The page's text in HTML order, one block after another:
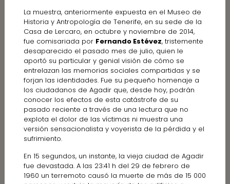
La muestra, anteriormente expuesta en el Museo de
Historia y Antropología de Tenerife, en su sede de la
Casa de Lercaro, en octubre y noviembre de 2014,
fue comisariada por Fernando Estévez, tristemente
desaparecido el pasado mes de julio, quien le
aportó su particular y genial visión de cómo se
entrelazan las memorias sociales compartidas y se
forjan las identidades. Fue su pequeño homenaje a
los ciudadanos de Agadir que, desde hoy, podrán
conocer los efectos de esta catástrofe de su
pasado reciente a través de una lectura que no
explota el dolor de las víctimas ni muestra una
versión sensacionalista y voyerista de la pérdida y el
sufrimiento.
En 15 segundos, un instante, la vieja ciudad de Agadir
fue devastada. A las 23:41 h del 29 de febrero de
1960 un terremoto causó la muerte de más de 15 000